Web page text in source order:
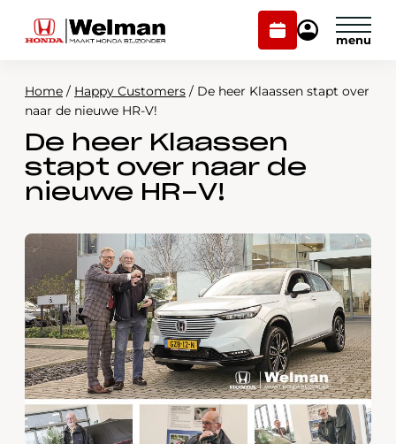
Plan
onderhoud
Mijn
Modellen
Voorraad
Onderhoud en service
Over ons
Webshop
Contact
Plan onderhoud
Mijn Honda Welman
Home / Happy Customers / De heer Klaassen stapt over
naar de nieuwe HR-V!
De heer Klaassen
stapt over naar de
nieuwe HR-V!